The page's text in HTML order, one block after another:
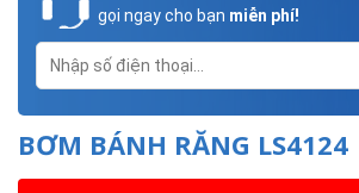
gọi ngay cho bạn miễn phí!
BƠM BÁNH RĂNG LS4124